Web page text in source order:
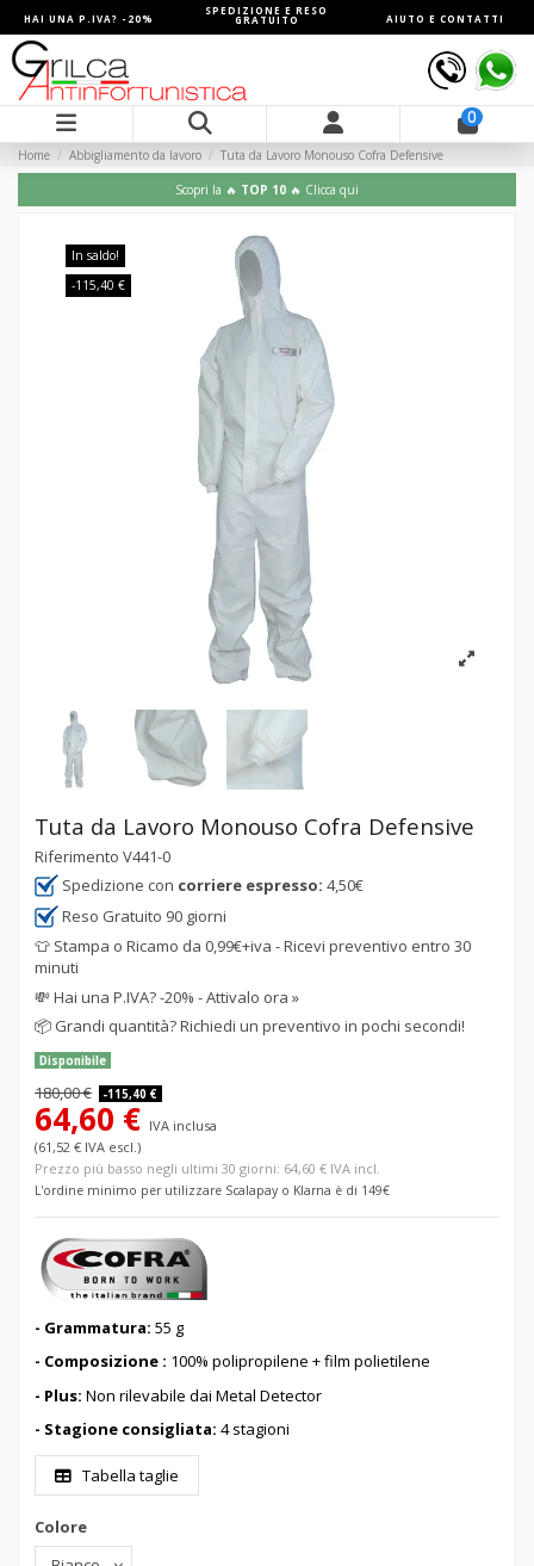
HAI UNA P.IVA? -20%
SPEDIZIONE E RESO
GRATUITO AIUTO E CONTATTI
0
Home Abbigliamento da lavoro Tuta da Lavoro Monouso Cofra Defensive
Scopri la 🔥 TOP 10 🔥 Clicca qui
In saldo!
-115,40 €
Tuta da Lavoro Monouso Cofra Defensive
Riferimento V441-0
Spedizione con corriere espresso: 4,50€
Reso Gratuito 90 giorni
👕 Stampa o Ricamo da 0,99€+iva - Ricevi preventivo entro 30
minuti
💸Hai una P.IVA? -20% - Attivalo ora »
📦 Grandi quantità? Richiedi un preventivo in pochi secondi!
Disponibile
180,00 € -115,40 €
64,60 € IVA inclusa
(61,52 € IVA escl.)
Prezzo più basso negli ultimi 30 giorni: 64,60 € IVA incl.
L'ordine minimo per utilizzare Scalapay o Klarna è di 149€
- Grammatura: 55 g
- Composizione : 100% polipropilene + film polietilene
- Plus: Non rilevabile dai Metal Detector
- Stagione consigliata: 4 stagioni
Tabella taglie
Colore